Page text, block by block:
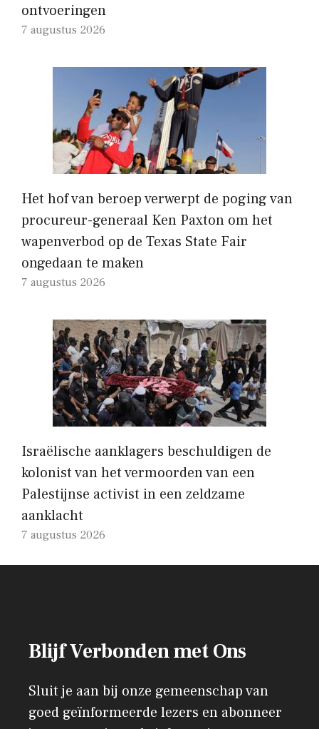
ontvoeringen
7 augustus 2026
Het hof van beroep verwerpt de poging van
procureur-generaal Ken Paxton om het
wapenverbod op de Texas State Fair
ongedaan te maken
7 augustus 2026
Israëlische aanklagers beschuldigen de
kolonist van het vermoorden van een
Palestijnse activist in een zeldzame
aanklacht
7 augustus 2026
Blijf Verbonden met Ons
Sluit je aan bij onze gemeenschap van
goed geïnformeerde lezers en abonneer